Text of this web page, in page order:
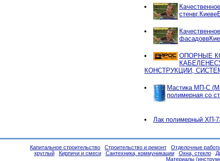
ОПОРНЫЕ
КОНСТРУКЦИИ,
Мастика МП-С
полимерная со
Лак полимерный ХП-
Капитальное строительство Строительство и ремонт
Отделочные
круглый
Кирпичи и смеси Сантехника, коммуникации Окна, стекло
Материалы